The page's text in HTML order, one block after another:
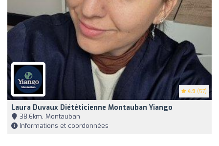
4.9 (57)
Laura Duvaux Diététicienne Montauban Yiango
38,6km, Montauban
Informations et coordonnées